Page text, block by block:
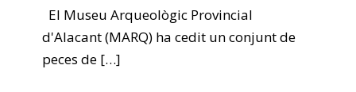
El Museu Arqueològic Provincial
d'Alacant (MARQ) ha cedit un conjunt de
peces de […]